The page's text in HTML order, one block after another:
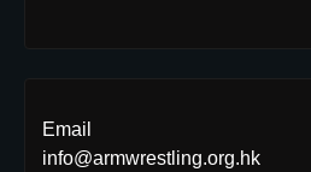
Email
info@armwrestling.org.hk